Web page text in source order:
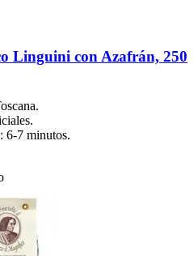
Linguini con Azafrán, 250
6-7 minutos.